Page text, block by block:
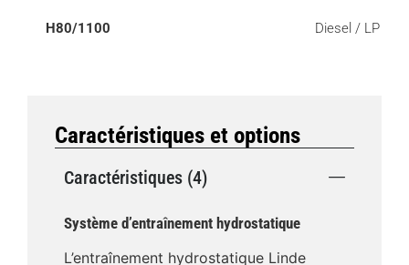
H80/1100 Diesel / LP
Caractéristiques et options
Caractéristiques (4)
Système d’entraînement hydrostatique
L’entraînement hydrostatique Linde